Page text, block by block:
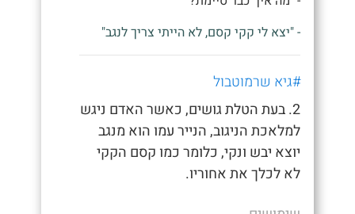
- "יצא לי קקי קסם, לא הייתי צריך לנגב"
#גיא שרמוטבול
2. בעת הטלת גושים, כאשר האדם ניגש
למלאכת הניגוב, הנייר עמו הוא מנגב
יוצא יבש ונקי, כלומר כמו קסם הקקי
לא לכלך את אחוריו.